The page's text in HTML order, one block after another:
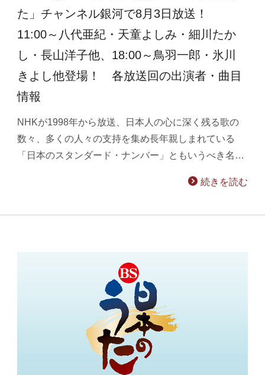
た」チャンネル銀河で8月3日放送！
11:00～八代亜紀・天童よしみ・細川たか
し・長山洋子他、18:00～鳥羽一郎・氷川
きよし他登場！ 各放送回の出演者・曲目
情報
NHKが1998年から放送、日本人の心に深く残る歌の
数々、多くの人々の支持を集め長年親しまれている
「日本のスタンダード・ナンバー」ともいうべき名…
続きを読む